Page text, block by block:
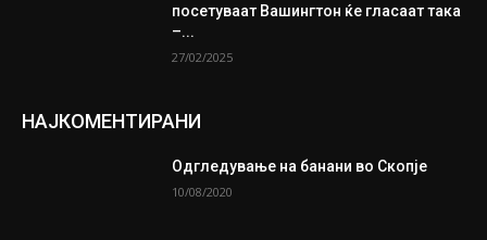
посетуваат Вашингтон ќе гласаат така
–...
27/02/2025
НАЈКОМЕНТИРАНИ
Одгледување на банани во Скопје
10/08/2020